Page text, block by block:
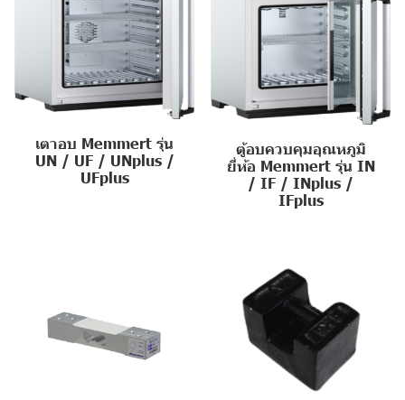
เตาอบ Memmert รุ่น
UN / UF / UNplus /
UFplus
ตู้อบควบคุมอุณหภูมิ
ยี่ห้อ Memmert รุ่น IN
/ IF / INplus /
IFplus